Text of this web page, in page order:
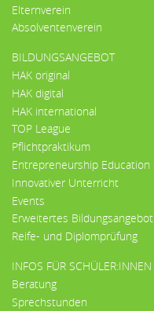
Elternverein
Absolventenverein
BILDUNGSANGEBOT
HAK original
HAK digital
HAK international
TOP League
Pflichtpraktikum
Entrepreneurship Education
Innovativer Unterricht
Events
Erweitertes Bildungsangebot
Reife- und Diplomprüfung
INFOS FÜR SCHÜLER:INNEN
Beratung
Sprechstunden